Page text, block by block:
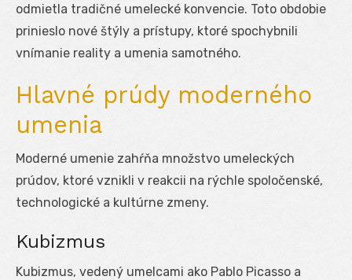
odmietla tradičné umelecké konvencie. Toto obdobie
prinieslo nové štýly a prístupy, ktoré spochybnili
vnímanie reality a umenia samotného.
Hlavné prúdy moderného
umenia
Moderné umenie zahŕňa množstvo umeleckých
prúdov, ktoré vznikli v reakcii na rýchle spoločenské,
technologické a kultúrne zmeny.
Kubizmus
Kubizmus, vedený umelcami ako Pablo Picasso a